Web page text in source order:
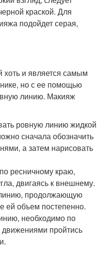
краской. Для
подойдет серая,
хоть и является самым
но с ее помощью
линию. Макияж
ровную линию жидкой
сначала обозначить
а затем нарисовать
ресничному краю,
двигаясь к внешнему.
продолжающую
ей объем постепенно.
необходимо по
движениями пройтись